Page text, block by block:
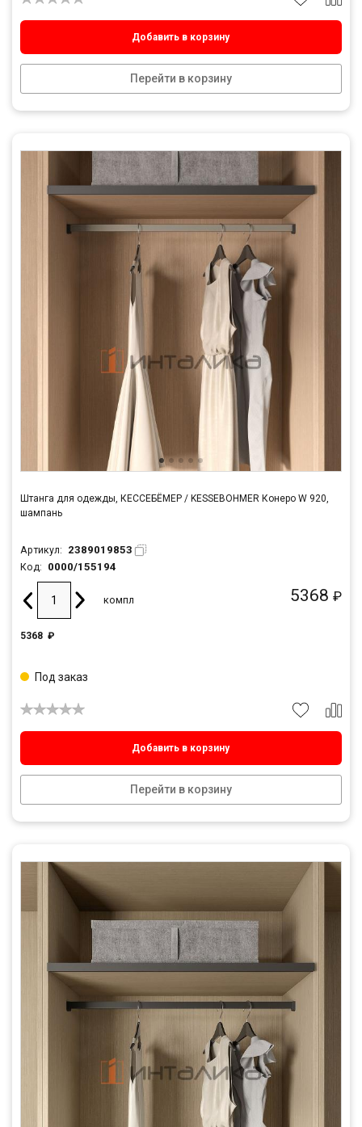
Добавить в корзину
Перейти в корзину
Штанга для одежды, КЕССЕБЁМЕР / KESSEBOHMER Конеро W 920,
шампань
Артикул: 2389019853
Код: 0000/155194
5368 ₽
компл
5368 ₽
Добавить в корзину
Перейти в корзину
Под заказ